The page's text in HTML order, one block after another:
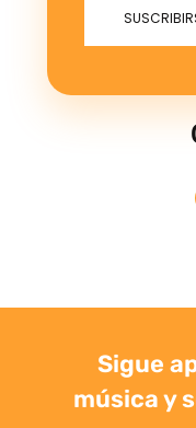
Sigue
música y